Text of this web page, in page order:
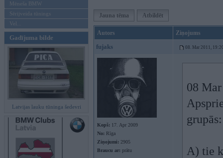
Mēneša BMW
Sērijveida tūnings
Vel...
Gadījuma bilde
Latvijas lauku tūninga šedevri
Jauna tēma Atbildēt
Autors Ziņojums
fujaks 08. Mar 2011,
Kopš: 17. Apr 2009
No: Rīga
Ziņojumi: 2905
Braucu ar: prātu
08
grupās:
A) tie